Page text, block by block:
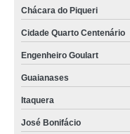
Chácara do Piqueri
Cidade Quarto Centenário
Engenheiro Goulart
Guaianases
Itaquera
José Bonifácio